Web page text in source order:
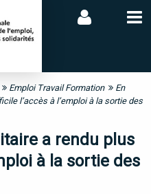
Emploi Travail Formation
En
l’accès à l’emploi à la sortie des
a rendu plus
à la sortie des